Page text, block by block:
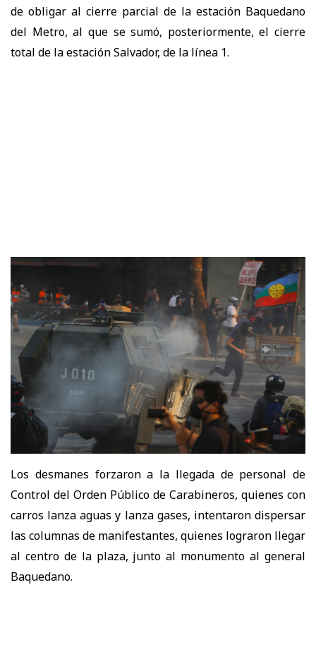
de obligar al cierre parcial de la estación Baquedano
del Metro, al que se sumó, posteriormente, el cierre
total de la estación Salvador, de la línea 1.
Los desmanes forzaron a la llegada de personal de
Control del Orden Público de Carabineros, quienes con
carros lanza aguas y lanza gases, intentaron dispersar
las columnas de manifestantes, quienes lograron llegar
al centro de la plaza, junto al monumento al general
Baquedano.